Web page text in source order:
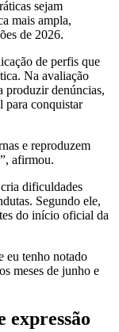
sejam
mais ampla,
de 2026.
de perfis que
Na avaliação
produzir denúncias,
para conquistar
e reproduzem
afirmou.
dificuldades
Segundo ele,
do início oficial da
eu tenho notado
meses de junho e
expressão